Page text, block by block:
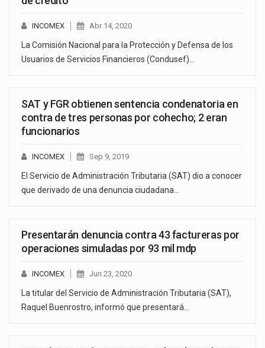
INCOMEX Abr 14, 2020
La Comisión Nacional para la Protección y Defensa de los
Usuarios de Servicios Financieros (Condusef)…
SAT y FGR obtienen sentencia condenatoria en
contra de tres personas por cohecho; 2 eran
funcionarios
INCOMEX Sep 9, 2019
El Servicio de Administración Tributaria (SAT) dio a conocer
que derivado de una denuncia ciudadana…
Presentarán denuncia contra 43 factureras por
operaciones simuladas por 93 mil mdp
INCOMEX Jun 23, 2020
La titular del Servicio de Administración Tributaria (SAT),
Raquel Buenrostro, informó que presentará…